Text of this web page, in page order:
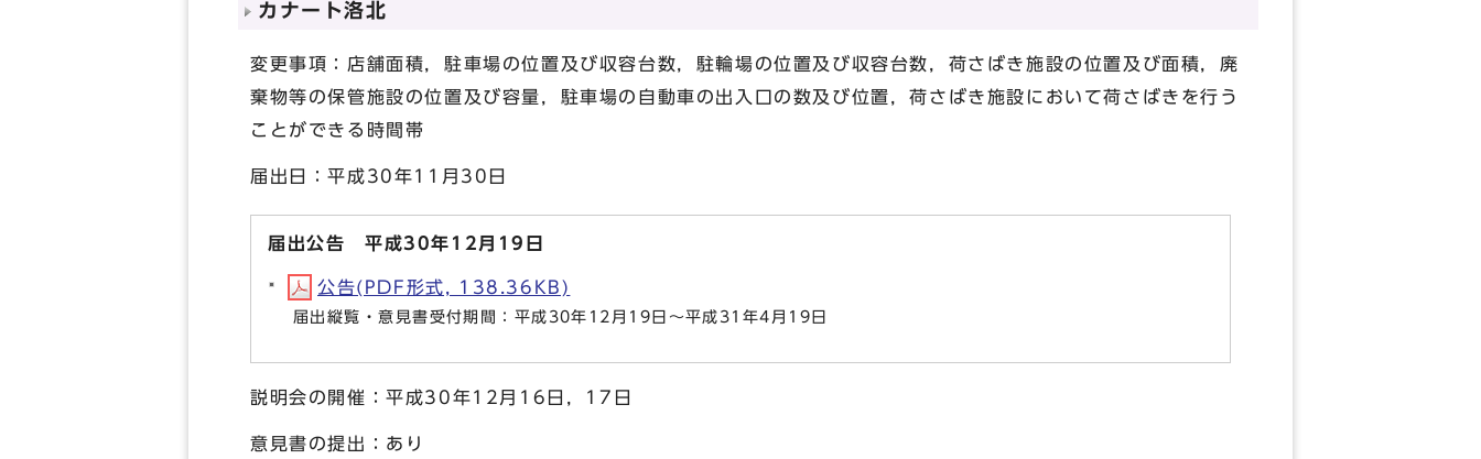
カナート洛北
変更事項：店舗面積，駐車場の位置及び収容台数，駐輪場の位置及び収容台数，荷さばき施設の位置及び面積，廃
棄物等の保管施設の位置及び容量，駐車場の自動車の出入口の数及び位置，荷さばき施設において荷さばきを行う
ことができる時間帯
届出日：平成30年11月30日
届出公告 平成30年12月19日
公告(PDF形式, 138.36KB)
届出縦覧・意見書受付期間：平成30年12月19日～平成31年4月19日
説明会の開催：平成30年12月16日，17日
意見書の提出：あり